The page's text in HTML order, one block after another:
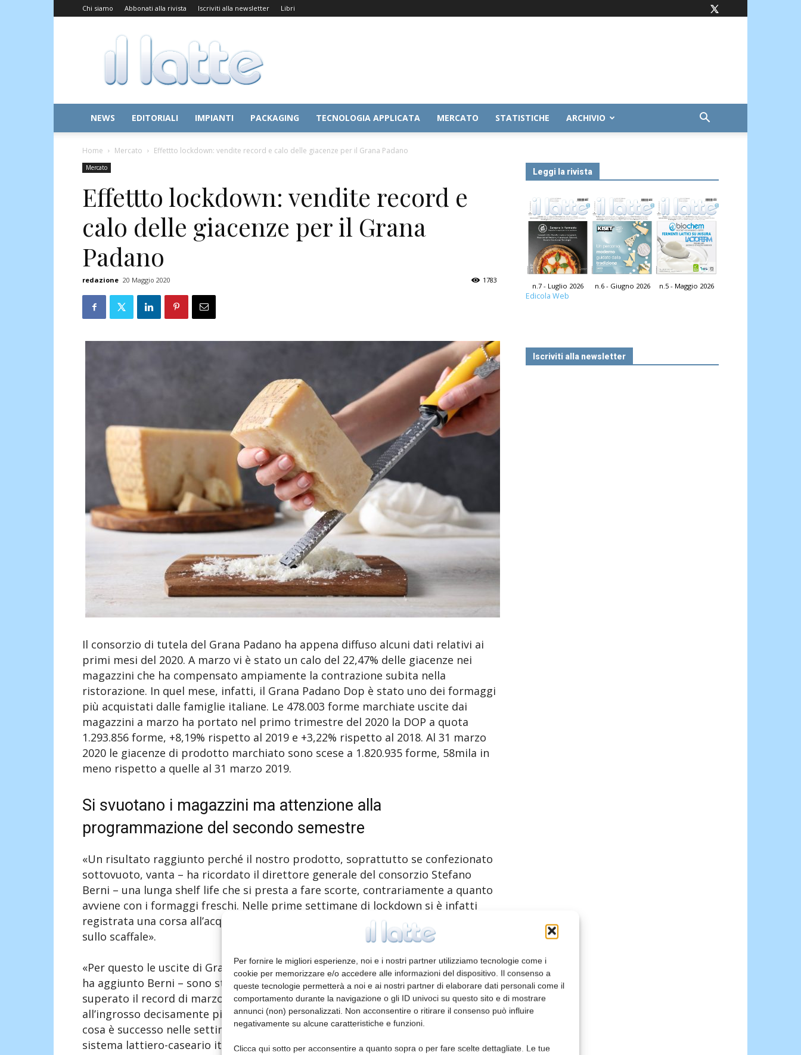
Per fornire le migliori esperienze, noi e i nostri partner utilizziamo tecnologie come i
cookie per memorizzare e/o accedere alle informazioni del dispositivo. Il consenso a
queste tecnologie permetterà a noi e ai nostri partner di elaborare dati personali come il
comportamento durante la navigazione o gli ID univoci su questo sito e di mostrare
annunci (non) personalizzati. Non acconsentire o ritirare il consenso può influire
negativamente su alcune caratteristiche e funzioni.
Clicca qui sotto per acconsentire a quanto sopra o per fare scelte dettagliate. Le tue
Chi siamo Abbonati alla rivista Iscriviti alla newsletter Libri
Il
Latte
NEWS EDITORIALI IMPIANTI PACKAGING TECNOLOGIA APPLICATA MERCATO STATISTICHE ARCHIVIO
Home Mercato Effettto lockdown: vendite record e calo delle giacenze per il Grana Padano
Mercato
Effettto lockdown: vendite record e
calo delle giacenze per il Grana
Padano
redazione 20 Maggio 2020 1783
Il consorzio di tutela del Grana Padano ha appena diffuso alcuni dati relativi ai
primi mesi del 2020. A marzo vi è stato un calo del 22,47% delle giacenze nei
magazzini che ha compensato ampiamente la contrazione subita nella
ristorazione. In quel mese, infatti, il Grana Padano Dop è stato uno dei formaggi
più acquistati dalle famiglie italiane. Le 478.003 forme marchiate uscite dai
magazzini a marzo ha portato nel primo trimestre del 2020 la DOP a quota
1.293.856 forme, +8,19% rispetto al 2019 e +3,22% rispetto al 2018. Al 31 marzo
2020 le giacenze di prodotto marchiato sono scese a 1.820.935 forme, 58mila in
meno rispetto a quelle al 31 marzo 2019.
Si svuotano i magazzini ma attenzione alla
programmazione del secondo semestre
«Un risultato raggiunto perché il nostro prodotto, soprattutto se confezionato
sottovuoto, vanta – ha ricordato il direttore generale del consorzio Stefano
Berni – una lunga shelf life che si presta a fare scorte, contrariamente a quanto
avviene con i formaggi freschi. Nelle prime settimane di lockdown si è infatti
registrata una corsa all’acquisto di prodotti che si temeva di non trovare più
sullo scaffale».
«Per questo le uscite di Grana Padano marchiato dai magazzini a marzo 2020 –
ha aggiunto Berni – sono state in assoluto le più alte della storia, hanno
superato il record di marzo 2018 che comprendeva la Pasqua a un prezzo
all’ingrosso decisamente più basso di quello di oggi. Occorrerà vedere ora che
cosa è successo nelle settimane successive, ma questi risultati dimostrano che il
sistema lattiero-caseario italiano è in grado di far fronte alle emergenze».
Leggi la rivista
n.7 - Luglio 2026 n.6 - Giugno 2026 n.5 - Maggio 2026
Edicola Web
Iscriviti alla newsletter